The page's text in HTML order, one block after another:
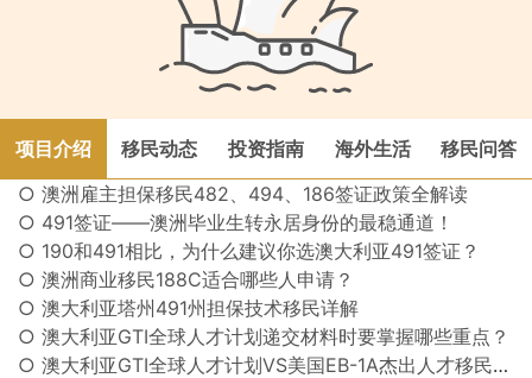
项目介绍 移民动态 投资指南 海外生活
移民问答
○ 澳洲雇主担保移民482、494、186签证政策全解读
○ 491签证——澳洲毕业生转永居身份的最稳通道！
○ 190和491相比，为什么建议你选澳大利亚491签证？
○ 澳洲商业移民188C适合哪些人申请？
○ 澳大利亚塔州491州担保技术移民详解
○ 澳大利亚GTI全球人才计划递交材料时要掌握哪些重点？
○ 澳大利亚GTI全球人才计划VS美国EB-1A杰出人才移民，两者有何异同？